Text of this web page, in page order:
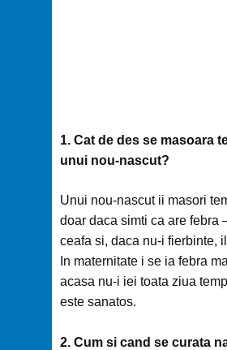
1. Cat de des se masoara
unui nou-nascut?
Unui nou-nascut ii masori
doar daca simti ca are febra
ceafa si, daca nu-i fierbinte,
In maternitate i se ia febra
acasa nu-i iei toata ziua
este sanatos.
2. Cum si cand se curata